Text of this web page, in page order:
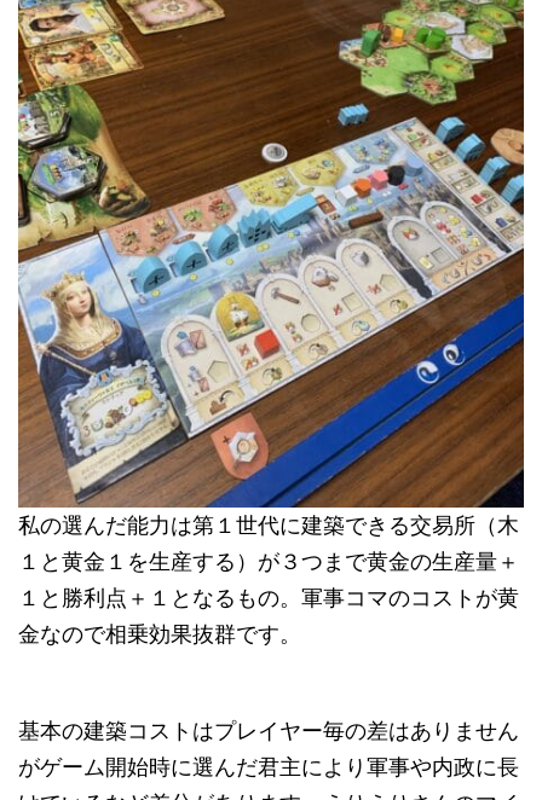
私の選んだ能力は第１世代に建築できる交易所（木
１と黄金１を生産する）が３つまで黄金の生産量＋
１と勝利点＋１となるもの。軍事コマのコストが黄
金なので相乗効果抜群です。
基本の建築コストはプレイヤー毎の差はありません
がゲーム開始時に選んだ君主により軍事や内政に長